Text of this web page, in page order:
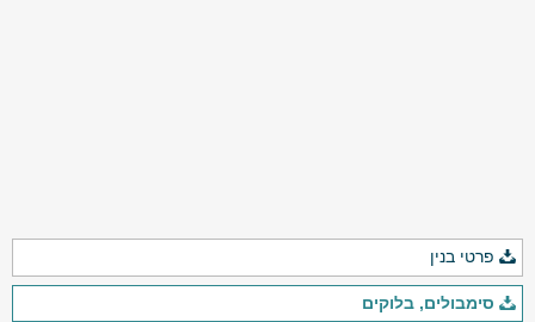
פרטי בנין
סימבולים, בלוקים